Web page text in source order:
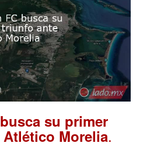
su primer
Morelia.